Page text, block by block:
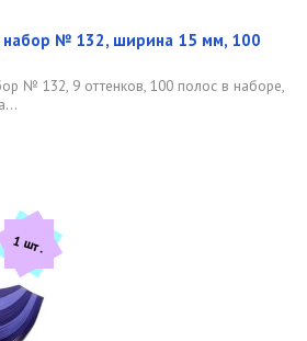
набор № 132, ширина 15 мм, 100
№ 132, 9 оттенков, 100 полос в наборе,
1 шт.